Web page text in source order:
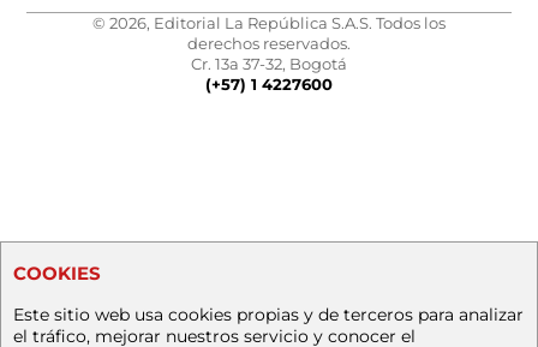
© 2026, Editorial La República S.A.S. Todos los
derechos reservados.
Cr. 13a 37-32, Bogotá
(+57) 1 4227600
COOKIES
Este sitio web usa cookies propias y de terceros para analizar
el tráfico, mejorar nuestros servicio y conocer el